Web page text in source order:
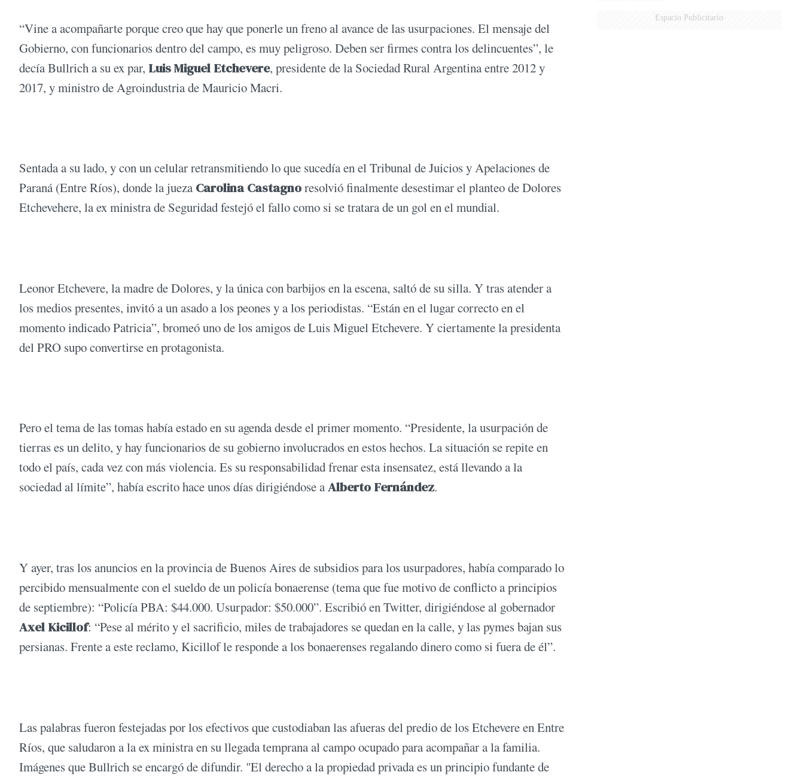
“Vine a acompañarte porque creo que hay que ponerle un freno al avance de las usurpaciones. El mensaje del
Gobierno, con funcionarios dentro del campo, es muy peligroso. Deben ser firmes contra los delincuentes”, le
decía Bullrich a su ex par, Luis Miguel Etchevere, presidente de la Sociedad Rural Argentina entre 2012 y
2017, y ministro de Agroindustria de Mauricio Macri.
Sentada a su lado, y con un celular retransmitiendo lo que sucedía en el Tribunal de Juicios y Apelaciones de
Paraná (Entre Ríos), donde la jueza Carolina Castagnoresolvió finalmente desestimar el planteo de Dolores
Etchevehere, la ex ministra de Seguridad festejó el fallo como si se tratara de un gol en el mundial.
Leonor Etchevere, la madre de Dolores, y la única con barbijos en la escena, saltó de su silla. Y tras atender a
los medios presentes, invitó a un asado a los peones y a los periodistas. “Están en el lugar correcto en el
momento indicado Patricia”, bromeó uno de los amigos de Luis Miguel Etchevere. Y ciertamente la presidenta
del PRO supo convertirse en protagonista.
Pero el tema de las tomas había estado en su agenda desde el primer momento. “Presidente, la usurpación de
tierras es un delito, y hay funcionarios de su gobierno involucrados en estos hechos. La situación se repite en
todo el país, cada vez con más violencia. Es su responsabilidad frenar esta insensatez, está llevando a la
sociedad al límite”, había escrito hace unos días dirigiéndose aAlberto Fernández.
Y ayer, tras los anuncios en la provincia de Buenos Aires de subsidios para los usurpadores, había comparado lo
percibido mensualmente con el sueldo de un policía bonaerense (tema que fue motivo de conflicto a principios
de septiembre): “Policía PBA: $44.000. Usurpador: $50.000”. Escribió en Twitter, dirigiéndose al gobernador
Axel Kicillof: “Pese al mérito y el sacrificio, miles de trabajadores se quedan en la calle, y las pymes bajan sus
persianas. Frente a este reclamo, Kicillof le responde a los bonaerenses regalando dinero como si fuera de él”.
Las palabras fueron festejadas por los efectivos que custodiaban las afueras del predio de los Etchevere en Entre
Ríos, que saludaron a la ex ministra en su llegada temprana al campo ocupado para acompañar a la familia.
Imágenes que Bullrich se encargó de difundir. "El derecho a la propiedad privada es un principio fundante de
Espacio Publicitario